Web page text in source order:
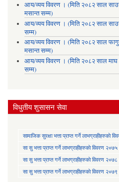
आय/व्यय विवरण । (मिति २०८२ साल
मसान्त सम्म)
आय/व्यय विवरण । (मिति २०८२ साल
सम्म)
आय/व्यय विवरण । (मिति २०८२ साल
मसान्त सम्म)
आय/व्यय विवरण । (मिति २०८२ साल
सम्म)
विधुतीय शुसासन सेवा
सामाजिक सुरक्षा भत्ता प्राप्त गर्ने लाभग्राहीहरुकाे
सा‍ सु भत्ता प्राप्त गर्ने लाभग्राहीहरुकाे विवरण
सा‍ सु भत्ता प्राप्त गर्ने लाभग्राहीहरुकाे विवरण
सा‍ सु भत्ता प्राप्त गर्ने लाभग्राहीहरुकाे विवरण